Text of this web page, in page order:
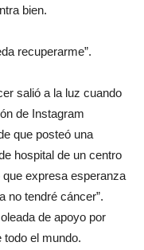
bien.
recuperarme”.
salió a la luz cuando
de Instagram
que posteó una
hospital de un centro
expresa esperanza
no tendré cáncer”.
de apoyo por
el mundo.